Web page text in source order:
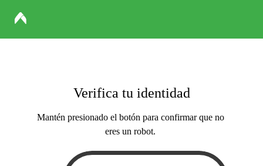
Verifica tu identidad
Mantén presionado el botón para confirmar que no
eres un robot.